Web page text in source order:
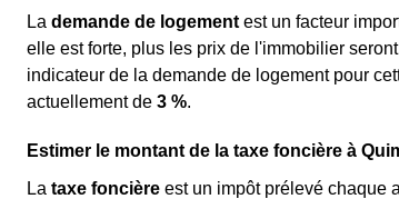
La demande de logement est un facteur
elle est forte, plus les prix de l'immobilier
indicateur de la demande de logement pour
actuellement de 3 %.
Estimer le montant de la taxe foncière à
La taxe foncière est un impôt prélevé chaque